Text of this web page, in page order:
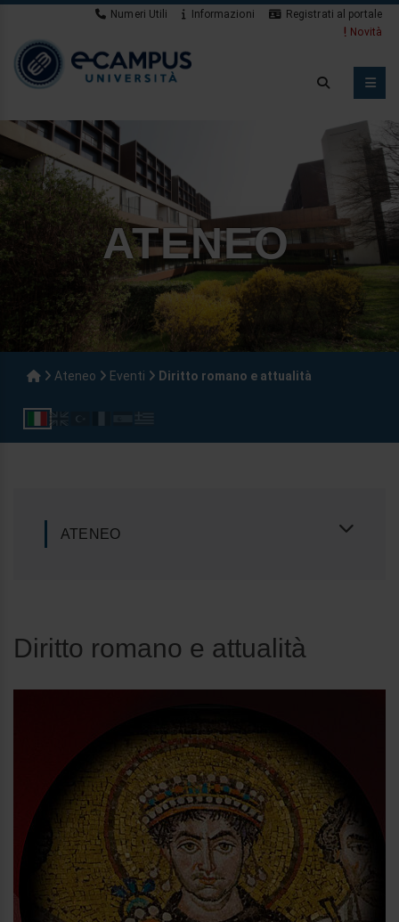
Numeri Utili Informazioni
Registrati al portale
Novità
ATENEO
Ateneo Eventi Diritto romano e attualità
ATENEO
Diritto romano e attualità